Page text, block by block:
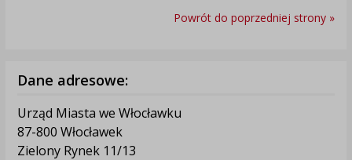
Powrót do poprzedniej strony »
Dane adresowe:
Urząd Miasta we Włocławku
87-800 Włocławek
Zielony Rynek 11/13